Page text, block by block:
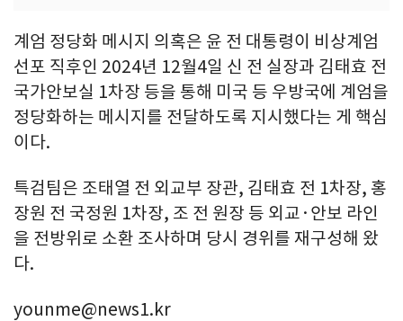
계엄 정당화 메시지 의혹은 윤 전 대통령이 비상계엄
선포 직후인 2024년 12월4일 신 전 실장과 김태효 전
국가안보실 1차장 등을 통해 미국 등 우방국에 계엄을
정당화하는 메시지를 전달하도록 지시했다는 게 핵심
이다.
특검팀은 조태열 전 외교부 장관, 김태효 전 1차장, 홍
장원 전 국정원 1차장, 조 전 원장 등 외교·안보 라인
을 전방위로 소환 조사하며 당시 경위를 재구성해 왔
다.
younme@news1.kr